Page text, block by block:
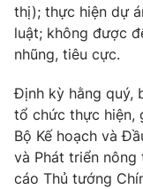
Email:
Liên hệ quảng cáo:
thị); thực hiện dự
luật; không được
nhũng, tiêu cực.
Định kỳ hằng quý,
tổ chức thực hiện,
Bộ Kế hoạch và
và Phát triển
cáo Thủ tướng